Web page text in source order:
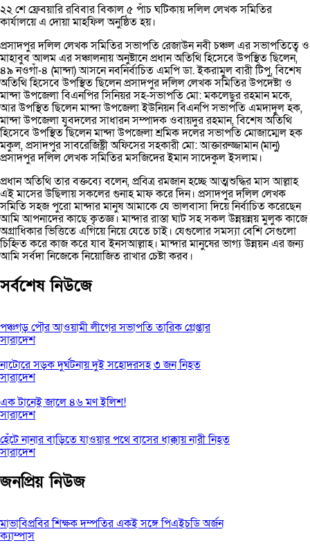
২২ শে ফ্রেবয়ারি রবিবার বিকাল ৫ পাঁচ ঘটিকায় দলিল লেখক সমিতির
কার্যালয়ে এ দোয়া মাহফিল অনুষ্ঠিত হয়।
প্রসাদপুর দলিল লেখক সমিতির সভাপতি রেজাউন নবী চঞ্চল এর সভাপতিত্বে ও
মাহাবুব আলম এর সঞ্চালনায় অনুষ্টানে প্রধান অতিথি হিসেবে উপস্থিত ছিলেন,
৪৯ নওগাঁ-৪ (মান্দা) আসনে নবনির্বাচিত এমপি ডা. ইকরামুল বারী টিপু, বিশেষ
অতিথি হিসেবে উপস্থিত ছিলেন প্রসাদপুর দলিল লেখক সমিতির উপদেষ্টা ও
মান্দা উপজেলা বিএনপির সিনিয়র সহ-সভাপতি মো: মকলেছুর রহমান মকে,
আর উপস্থিত ছিলেন মান্দা উপজেলা ইউনিয়ন বিএনপি সভাপতি এমদাদুল হক,
মান্দা উপজেলা যুবদলের সাধারন সম্পাদক ওবায়দুর রহমান, বিশেষ অতিথি
হিসেবে উপস্থিত ছিলেন মান্দা উপজেলা শ্রমিক দলের সভাপতি মোজাম্মেল হক
মকুল, প্রসাদপুর সাবরেজিষ্ট্রী অফিসের সহকারী মো: আক্তারুজ্জামান (মানু)
প্রসাদপুর দলিল লেখক সমিতির মসজিদের ইমান সাদেকুল ইসলাম।
প্রধান অতিথি তার বক্তব্যে বলেন, প্রবিত্র রমজান হচ্ছে আত্মশুদ্ধির মাস আল্লাহ
এই মাসের উছিলায় সকলের গুনাহ মাফ করে দিন। প্রসাদপুর দলিল লেখক
সমিতি সহজ পুরো মান্দার মানুষ আমাকে যে ভালবাসা দিয়ে নির্বাচিত করেছেন
আমি আপনাদের কাছে কৃতজ্ঞ। মান্দার রাস্তা ঘাট সহ সকল উন্নয়ন্নয় মুলুক কাজে
অগ্রাধিকার ভিত্তিতে এগিয়ে নিয়ে যেতে চাই। যেগুলোর সমস্যা বেশি সেগুলো
চিহ্নিত করে কাজ করে যাব ইনসআল্লাহ। মান্দার মানুষের ভাগ্য উন্নয়ন এর জন্য
আমি সর্বদা নিজেকে নিয়োজিত রাখার চেষ্টা করব।
সর্বশেষ নিউজে
পঞ্চগড় পৌর আওয়ামী লীগের সভাপতি তারিক গ্রেপ্তার
সারাদেশ
নাটোরে সড়ক দুর্ঘটনায় দুই সহোদরসহ ৩ জন নিহত
সারাদেশ
এক টানেই জালে ৪৬ মণ ইলিশ!
সারাদেশ
হেঁটে নানার বাড়িতে যাওয়ার পথে বাসের ধাক্কায় নারী নিহত
সারাদেশ
জনপ্রিয় নিউজ
মাভাবিপ্রবির শিক্ষক দম্পতির একই সঙ্গে পিএইচডি অর্জন
ক্যাম্পাস